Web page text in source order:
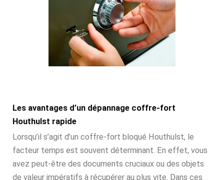
Les avantages d’un dépannage coffre-fort
Houthulst rapide
Lorsqu’il s’agit d’un coffre-fort bloqué Houthulst, le
facteur temps est souvent déterminant. En effet, vous
avez peut-être des documents cruciaux ou des objets
de valeur impératifs à récupérer au plus vite. Dans ces